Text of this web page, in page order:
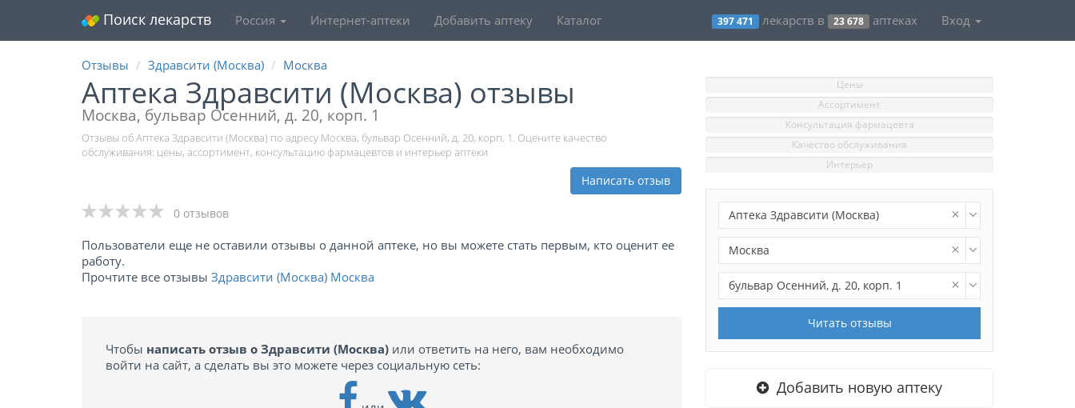
Поиск лекарств Россия Интернет-аптеки Добавить аптеку Каталог 397 471 лекарств в 23 678 аптеках Вход
Отзывы Здравсити (Москва) Москва
Аптека Здравсити (Москва) отзывы
Москва, бульвар Осенний, д. 20, корп. 1
Отзывы об Аптека Здравсити (Москва) по адресу Москва, бульвар Осенний, д. 20, корп. 1. Оцените качество
обслуживания: цены, ассортимент, консультацию фармацевтов и интерьер аптеки
Написать отзыв
0 отзывов
Пользователи еще не оставили отзывы о данной аптеке, но вы можете стать первым, кто оценит ее
работу.
Прочтите все отзывы Здравсити (Москва) Москва
Чтобы написать отзыв о Здравсити (Москва) или ответить на него, вам необходимо
войти на сайт, а сделать вы это можете через социальную сеть:
Цены
Ассортимент
Консультация фармацевта
Качество обслуживания
Интерьер
Аптека Здравсити (Москва)
Москва
бульвар Осенний, д. 20, корп. 1
Читать отзывы
Добавить новую аптеку